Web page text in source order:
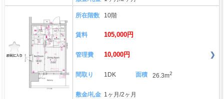
所在階数 10階
賃料 105,000円
管理費 10,000円
間取り 1DK 面積 26.3m2
敷金/礼金 1ヶ月/2ヶ月